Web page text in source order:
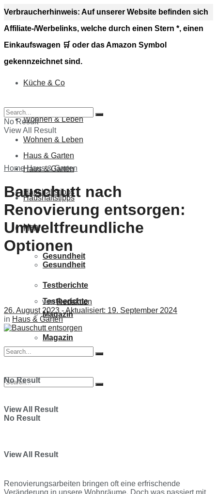
Verbraucherhinweis: Auf unserer Website befinden sich
Affiliate-/Werbelinks, welche durch einen Stern *, einen
Einkaufswagen 🛒 oder das Amazon Symbol
gekennzeichnet sind.
Küche & Co
Wohnen & Leben
Haus & Garten
Haushaltstipps
Mehr
Gesundheit
Testberichte
Magazin
No Result
View All Result
Küche & Co
Wohnen & Leben
Haus & Garten
Haushaltstipps
Mehr
Gesundheit
Testberichte
Magazin
No Result
View All Result
No Result
View All Result
Home Haus & Garten
Bauschutt nach
Renovierung entsorgen:
Umweltfreundliche
Optionen
von Redaktion
26. August 2023 - Aktualisiert: 19. September 2024
in Haus & Garten
Renovierungsarbeiten bringen oft eine erfrischende